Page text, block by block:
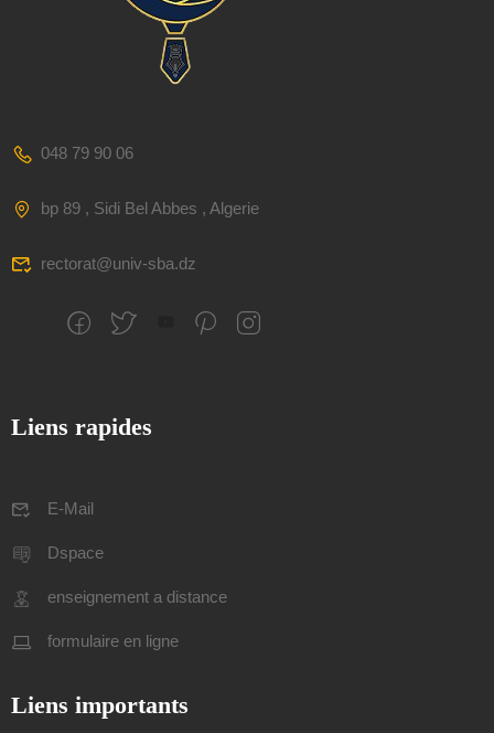
048 79 90 06
bp 89 , Sidi Bel Abbes , Algerie
rectorat@univ-sba.dz
Liens rapides
E-Mail
Dspace
enseignement a distance
formulaire en ligne
Liens importants